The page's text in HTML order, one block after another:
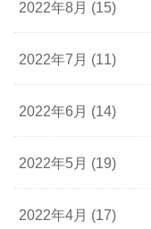
2022年8月 (15)
2022年7月 (11)
2022年6月 (14)
2022年5月 (19)
2022年4月 (17)